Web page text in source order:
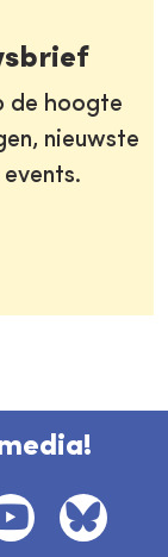
de hoogte
nieuwste